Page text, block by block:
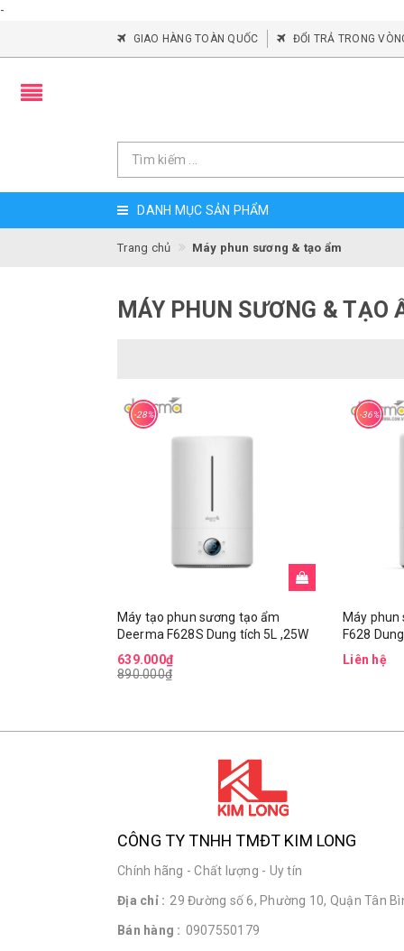
-
GIAO HÀNG TOÀN QUỐC ĐỔI TRẢ TRONG
DANH MỤC SẢN PHẨM
Trang chủ Máy phun sương & tạo ẩm
MÁY PHUN SƯƠNG & TẠO
-28%
Máy tạo phun sương tạo ẩm
Deerma F628S Dung tích 5L ,25W
639.000₫
890.000₫
-36%
Máy
F628
Liên hệ
CÔNG TY TNHH TMĐT KIM LONG
Chính hãng - Chất lượng - Uy tín
Địa chỉ : 29 Đường số 6, Phường 10, Quận Tân
Bán hàng : 0907550179